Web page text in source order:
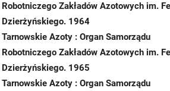
Robotniczego Zakładów Azotowych im.
Dzierżyńskiego. 1964
Tarnowskie Azoty : Organ Samorządu
Robotniczego Zakładów Azotowych im.
Dzierżyńskiego. 1965
Tarnowskie Azoty : Organ Samorządu